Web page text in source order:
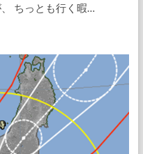
ちっとも行く暇…